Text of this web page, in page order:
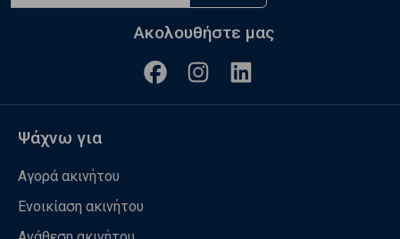
Ακολουθήστε μας
Ψάχνω για
Αγορά ακινήτου
Ενοικίαση ακινήτου